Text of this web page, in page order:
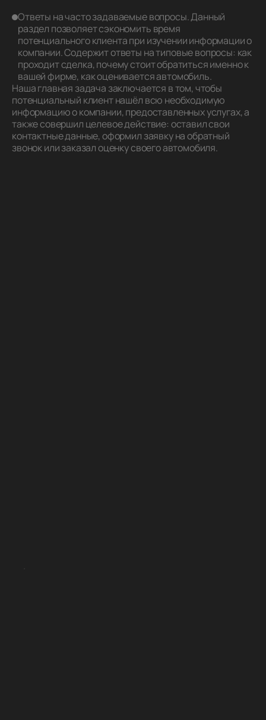
Ответы на часто задаваемые вопросы. Данный
раздел позволяет сэкономить время
потенциального клиента при изучении информации о
компании. Содержит ответы на типовые вопросы: как
проходит сделка, почему стоит обратиться именно к
вашей фирме, как оценивается автомобиль.
Наша главная задача заключается в том, чтобы
потенциальный клиент нашёл всю необходимую
информацию о компании, предоставленных услугах, а
также совершил целевое действие: оставил свои
контактные данные, оформил заявку на обратный
звонок или заказал оценку своего автомобиля.